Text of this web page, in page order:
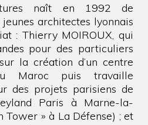
naît en 1992 de
jeunes architectes lyonnais
: Thierry MOIROUX, qui
pour des particuliers
la création d’un centre
Maroc puis travaille
des projets parisiens de
Paris à Marne-la-
Tower » à La Défense) ; et